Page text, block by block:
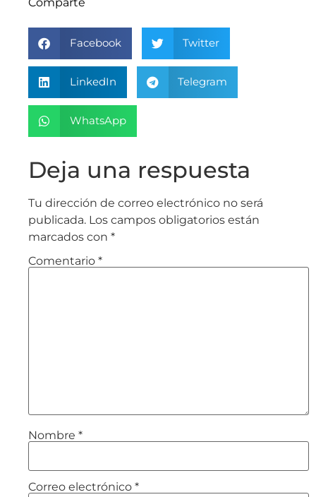
Facebook Twitter
LinkedIn Telegram
WhatsApp
Deja una respuesta
Tu dirección de correo electrónico no será
publicada. Los campos obligatorios están
marcados con *
Comentario *
Nombre *
Correo electrónico *